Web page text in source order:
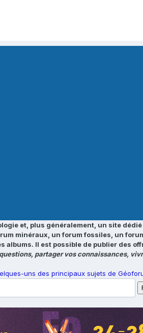
et, plus généralement, un site
minéraux, un forum fossiles, un
Il est possible de publier des
partager vos connaissances,
uns des principaux sujets de